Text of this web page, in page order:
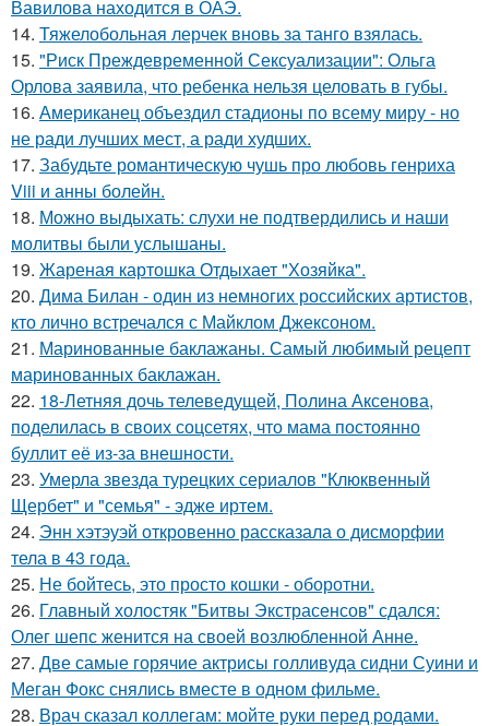
Вавилова находится в ОАЭ.
14. Тяжелобольная лерчек вновь за танго взялась.
15. "Риск Преждевременной Сексуализации": Ольга
Орлова заявила, что ребенка нельзя целовать в губы.
16. Американец объездил стадионы по всему миру - но
не ради лучших мест, а ради худших.
17. Забудьте романтическую чушь про любовь генриха
Viii и анны болейн.
18. Можно выдыхать: слухи не подтвердились и наши
молитвы были услышаны.
19. Жареная картошка Отдыхает "Хозяйка".
20. Дима Билан - один из немногих российских артистов,
кто лично встречался с Майклом Джексоном.
21. Маринованные баклажаны. Самый любимый рецепт
маринованных баклажан.
22. 18-Летняя дочь телеведущей, Полина Аксенова,
поделилась в своих соцсетях, что мама постоянно
буллит её из-за внешности.
23. Умерла звезда турецких сериалов "Клюквенный
Щербет" и "семья" - эдже иртем.
24. Энн хэтэуэй откровенно рассказала о дисморфии
тела в 43 года.
25. Не бойтесь, это просто кошки - оборотни.
26. Главный холостяк "Битвы Экстрасенсов" сдался:
Олег шепс женится на своей возлюбленной Анне.
27. Две самые горячие актрисы голливуда сидни Суини и
Меган Фокс снялись вместе в одном фильме.
28. Врач сказал коллегам: мойте руки перед родами.